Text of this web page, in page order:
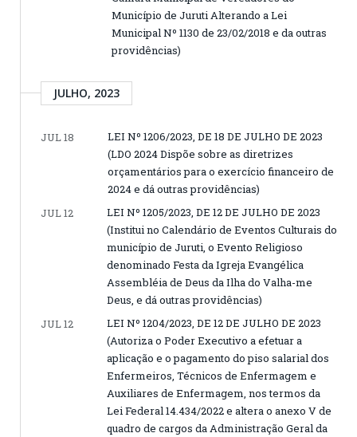
Município de Juruti Alterando a Lei
Municipal Nº 1130 de 23/02/2018 e da outras
providências)
JULHO, 2023
JUL 18
LEI Nº 1206/2023, DE 18 DE JULHO DE 2023
(LDO 2024 Dispõe sobre as diretrizes
orçamentários para o exercício financeiro de
2024 e dá outras providências)
JUL 12
LEI Nº 1205/2023, DE 12 DE JULHO DE 2023
(Institui no Calendário de Eventos Culturais do
município de Juruti, o Evento Religioso
denominado Festa da Igreja Evangélica
Assembléia de Deus da Ilha do Valha-me
Deus, e dá outras providências)
JUL 12
LEI Nº 1204/2023, DE 12 DE JULHO DE 2023
(Autoriza o Poder Executivo a efetuar a
aplicação e o pagamento do piso salarial dos
Enfermeiros, Técnicos de Enfermagem e
Auxiliares de Enfermagem, nos termos da
Lei Federal 14.434/2022 e altera o anexo V de
quadro de cargos da Administração Geral da